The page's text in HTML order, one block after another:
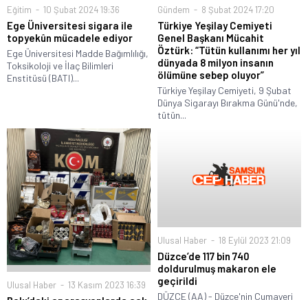
Eğitim 10 Şubat 2024 19:36
Ege Üniversitesi sigara ile
topyekûn mücadele ediyor
Ege Üniversitesi Madde Bağımlılığı,
Toksikoloji ve İlaç Bilimleri
Enstitüsü (BATI)...
Gündem 8 Şubat 2024 17:20
Türkiye Yeşilay Cemiyeti
Genel Başkanı Mücahit
Öztürk: “Tütün kullanımı her yıl
dünyada 8 milyon insanın
ölümüne sebep oluyor”
Türkiye Yeşilay Cemiyeti, 9 Şubat
Dünya Sigarayı Bırakma Günü'nde,
tütün...
Ulusal Haber 13 Kasım 2023 16:39
Ulusal Haber 18 Eylül 2023 21:09
Düzce’de 117 bin 740
doldurulmuş makaron ele
geçirildi
DÜZCE (AA) - Düzce'nin Cumayeri